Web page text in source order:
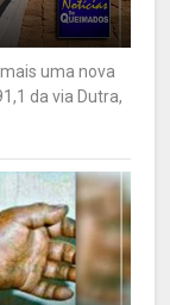
uma nova
da via Dutra,